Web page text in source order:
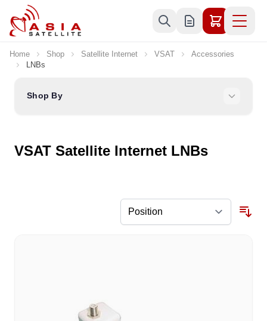
Skip to Content
Home Shop Satellite Internet VSAT
Accessories
LNBs
Shop By
VSAT Satellite Internet LNBs